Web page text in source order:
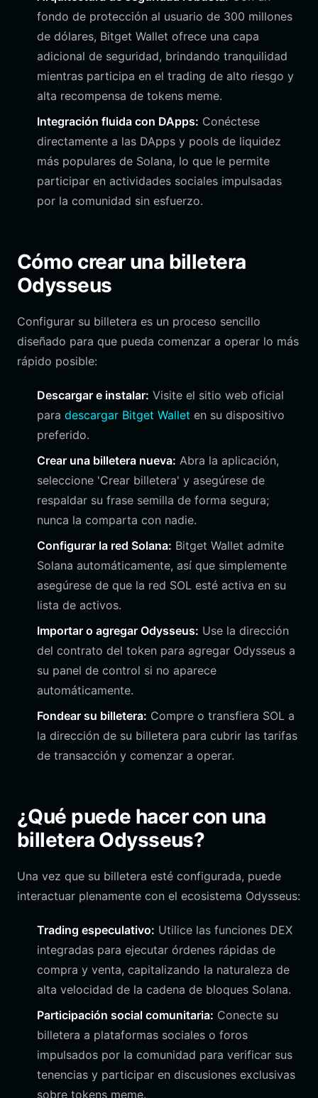
fondo de protección al usuario de 300 millones
de dólares, Bitget Wallet ofrece una capa
adicional de seguridad, brindando tranquilidad
mientras participa en el trading de alto riesgo y
alta recompensa de tokens meme.
Integración fluida con DApps: Conéctese
directamente a las DApps y pools de liquidez
más populares de Solana, lo que le permite
participar en actividades sociales impulsadas
por la comunidad sin esfuerzo.
Cómo crear una billetera
Odysseus
Configurar su billetera es un proceso sencillo
diseñado para que pueda comenzar a operar lo más
rápido posible:
Descargar e instalar: Visite el sitio web oficial
para descargar Bitget Wallet en su dispositivo
preferido.
Crear una billetera nueva: Abra la aplicación,
seleccione 'Crear billetera' y asegúrese de
respaldar su frase semilla de forma segura;
nunca la comparta con nadie.
Configurar la red Solana: Bitget Wallet admite
Solana automáticamente, así que simplemente
asegúrese de que la red SOL esté activa en su
lista de activos.
Importar o agregar Odysseus: Use la dirección
del contrato del token para agregar Odysseus a
su panel de control si no aparece
automáticamente.
Fondear su billetera: Compre o transfiera SOL a
la dirección de su billetera para cubrir las tarifas
de transacción y comenzar a operar.
¿Qué puede hacer con una
billetera Odysseus?
Una vez que su billetera esté configurada, puede
interactuar plenamente con el ecosistema Odysseus:
Trading especulativo: Utilice las funciones DEX
integradas para ejecutar órdenes rápidas de
compra y venta, capitalizando la naturaleza de
alta velocidad de la cadena de bloques Solana.
Participación social comunitaria: Conecte su
billetera a plataformas sociales o foros
impulsados por la comunidad para verificar sus
tenencias y participar en discusiones exclusivas
sobre tokens meme.